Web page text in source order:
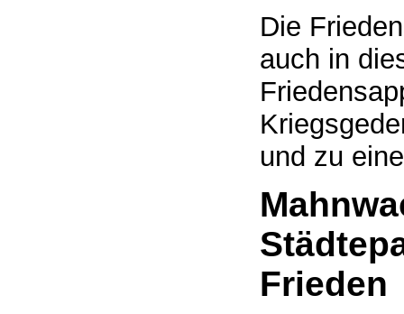
Die
auch in
und zu
Frieden